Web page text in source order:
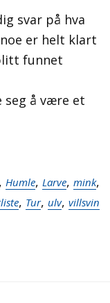
svar på hva
er helt klart
funnet
seg å være et
, Humle, Larve, mink,
, Tur, ulv, villsvin